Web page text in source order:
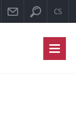
CS
TELEFON E-MAIL